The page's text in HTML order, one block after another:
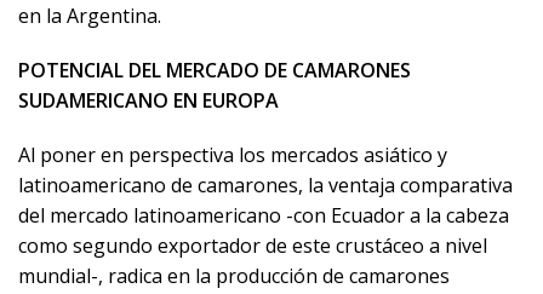
en la Argentina.
POTENCIAL DEL MERCADO DE CAMARONES
SUDAMERICANO EN EUROPA
Al poner en perspectiva los mercados asiático y
latinoamericano de camarones, la ventaja comparativa
del mercado latinoamericano -con Ecuador a la cabeza
como segundo exportador de este crustáceo a nivel
mundial-, radica en la producción de camarones